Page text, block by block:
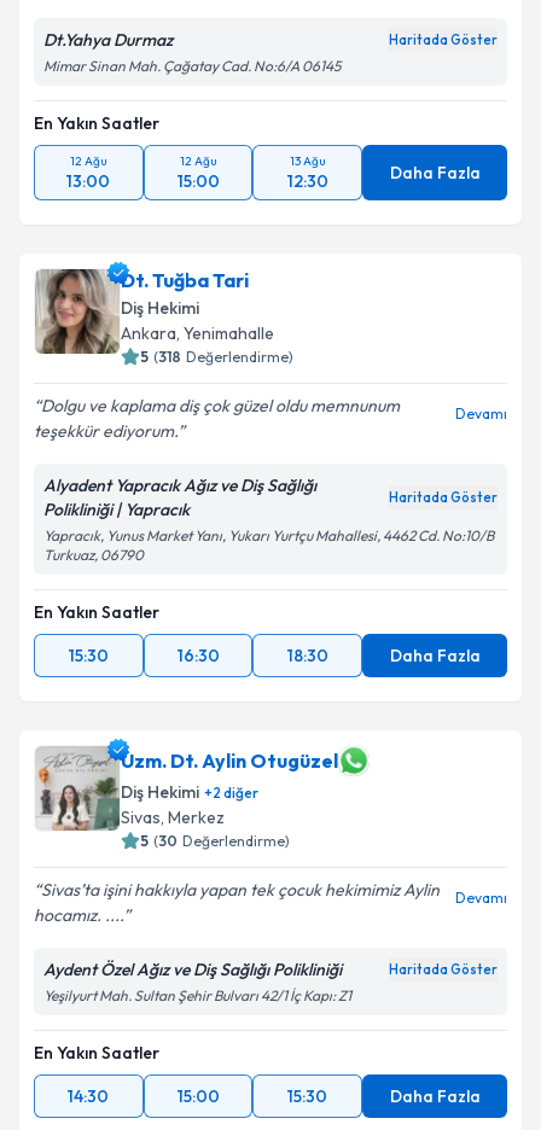
Dt.Yahya Durmaz Haritada Göster
Mimar Sinan Mah. Çağatay Cad. No:6/A 06145
En Yakın Saatler
12 Ağu
13:00
12 Ağu
15:00
13 Ağu
12:30 Daha Fazla
Dt. Tuğba Tari
Diş Hekimi
Ankara, Yenimahalle
5 (318 Değerlendirme)
Dolgu ve kaplama diş çok güzel oldu memnunum
teşekkür ediyorum.
Devamı
Alyadent Yapracık Ağız ve Diş Sağlığı
Polikliniği | Yapracık
Haritada Göster
Yapracık, Yunus Market Yanı, Yukarı Yurtçu Mahallesi, 4462 Cd. No:10/B
Turkuaz, 06790
En Yakın Saatler
15:30
16:30 18:30 Daha Fazla
Uzm. Dt. Aylin Otugüzel
Diş Hekimi +2 diğer
Sivas, Merkez
5 (30 Değerlendirme)
Sivas’ta işini hakkıyla yapan tek çocuk hekimimiz Aylin
hocamız. ....
Devamı
Aydent Özel Ağız ve Diş Sağlığı Polikliniği Haritada Göster
Yeşilyurt Mah. Sultan Şehir Bulvarı 42/1 İç Kapı: Z1
En Yakın Saatler
14:30
15:00 15:30 Daha Fazla